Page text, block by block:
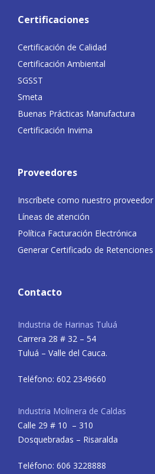
Certificaciones
Certificación de Calidad
Certificación Ambiental
SGSST
Smeta
Buenas Prácticas Manufactura
Certificación Invima
Proveedores
Inscríbete como nuestro proveedor
Líneas de atención
Política Facturación Electrónica
Generar Certificado de Retenciones
Contacto
Industria de Harinas Tuluá
Carrera 28 # 32 – 54
Tuluá – Valle del Cauca.
Teléfono: 602 2349660
Industria Molinera de Caldas
Calle 29 # 10 – 310
Dosquebradas – Risaralda
Teléfono: 606 3228888